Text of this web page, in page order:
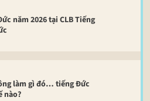
năm 2026 tại CLB Tiếng
làm gì đó… tiếng Đức
nào?